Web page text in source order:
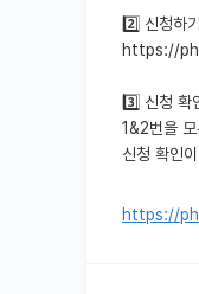
2️⃣ 신청하기
https://
3️⃣ 신청 확
1&2번을
신청 확인
https://